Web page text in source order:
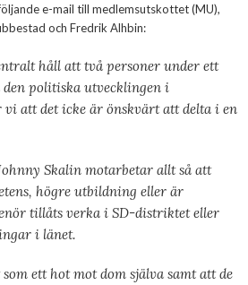
e-mail till medlemsutskottet (MU),
och Fredrik Alhbin:
håll att två personer under ett
politiska utvecklingen i
vi att det icke är önskvärt att delta i en
Skalin motarbetar allt så att
högre utbildning eller är
tillåts verka i SD-distriktet eller
i länet.
ett hot mot dom själva samt att de